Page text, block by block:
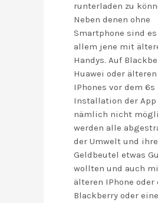
runterladen zu
Neben denen ohne
Smartphone sind
allem jene mit
Handys. Auf
Huawei oder älteren
IPhones vor dem
Installation der App
nämlich nicht
werden alle
der Umwelt und
Geldbeutel etwas
wollten und auch
älteren IPhone oder
Blackberry oder